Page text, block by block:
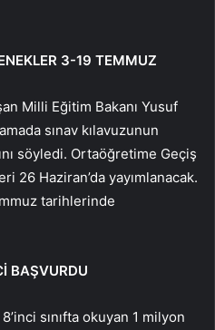
3-19 TEMMUZ
Milli Eğitim Bakanı Yusuf
sınav kılavuzunun
söyledi. Ortaöğretime Geçiş
26 Haziran’da yayımlanacak.
tarihlerinde
BAŞVURDU
sınıfta okuyan 1 milyon